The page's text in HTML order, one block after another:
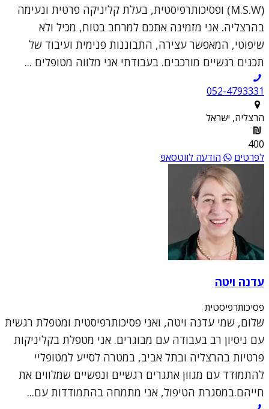
(M.S.W) ופסיכותרפיסטית, בעלת קליניקה פרטית ונעימה
בהרצליה. אני מזמינה אתכם למרחב בטוח, מכיל ולא
שיפוטי, המאפשר עצירה, התבוננות פנימית ועיבוד של
תכנים רגשיים מורכבים. בעבודתי אני מלווה מטופלים ...
052-4793331
הרצליה, ישראל
400
לפרטים
הודעה לווטסאפ
עדנה ויטה
פסיכותרפיסטית
שלום, שמי עדנה ויטה, ואני פסיכותרפיסטית ומטפלת רגשית
עם ניסיון רב בעבודה עם מבוגרים. אני מטפלת בקליניקות
פרטיות בהרצליה ובתל אביב, במטרה לסייע למטופליי
להתמודד עם מגוון אתגרים רגשיים ונפשיים שמלווים את
חייהם.במסגרת הטיפול, אני מתמחה בהתמודדות עם...